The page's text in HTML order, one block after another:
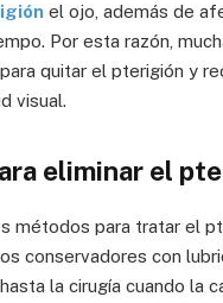
el ojo, además de
Por esta razón,
quitar el pterigión y
visual.
eliminar el
métodos para tratar el
conservadores con
la cirugía cuando la